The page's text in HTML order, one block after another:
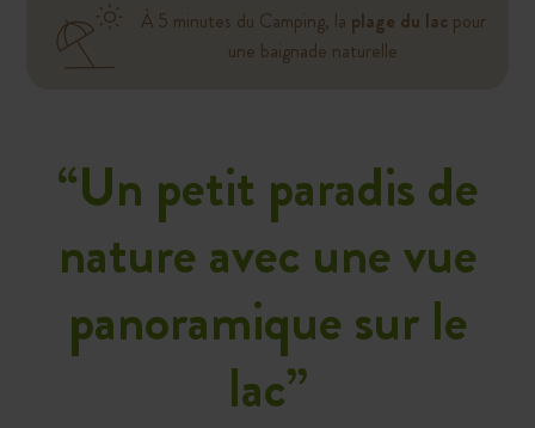
À 5 minutes du Camping, la plage du lac pour
une baignade naturelle
“Un petit paradis de
nature avec une vue
panoramique sur le
lac”